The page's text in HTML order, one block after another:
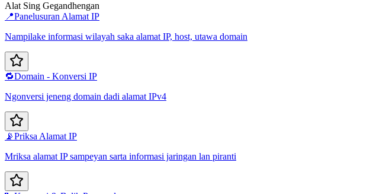
Alat Sing Gegandhengan
📍Panelusuran Alamat IP
Nampilake informasi wilayah saka alamat IP, host, utawa domain
🔁Domain - Konversi IP
Ngonversi jeneng domain dadi alamat IPv4
📡Priksa Alamat IP
Mriksa alamat IP sampeyan sarta informasi jaringan lan piranti